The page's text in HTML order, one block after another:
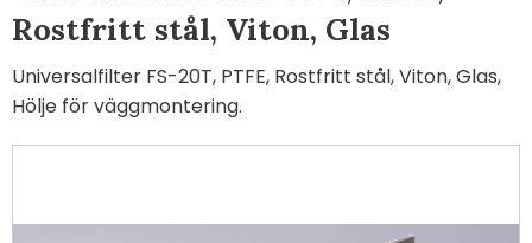
Rostfritt stål, Viton, Glas
Universalfilter FS-20T, PTFE, Rostfritt stål, Viton, Glas,
Hölje för väggmontering.